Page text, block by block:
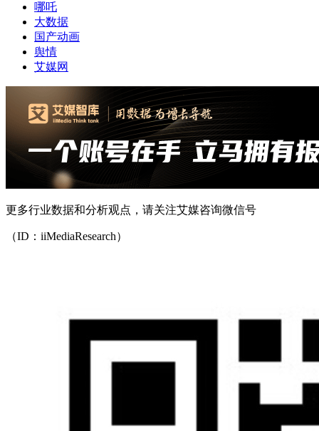
哪吒
大数据
国产动画
舆情
艾媒网
更多行业数据和分析观点，请关注艾媒咨询微信号
（ID：iiMediaResearch）